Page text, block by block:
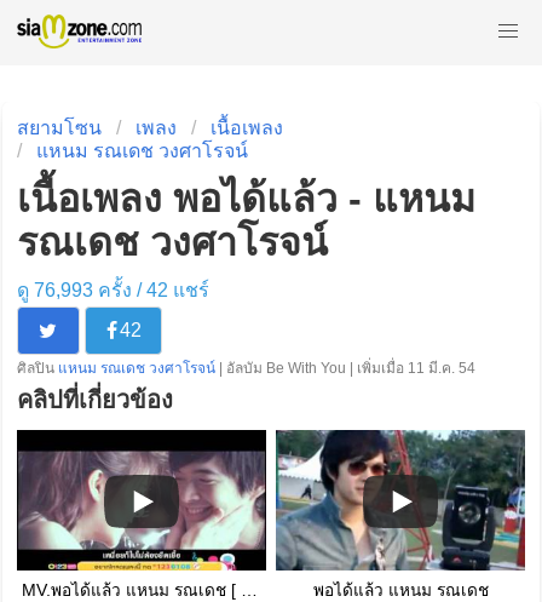
สยามโซน เพลง
เนื้อเพลง
แหนม รณเดช วงศาโรจน์
เนื้อเพลง พอได้แล้ว - แหนม
รณเดช วงศาโรจน์
ดู 76,993 ครั้ง /42 แชร์
42
ศิลปิน แหนม รณเดช วงศาโรจน์ | อัลบัม Be With You | เพิ่มเมื่อ 11 มี.ค. 54
คลิปที่เกี่ยวข้อง
MV.พอได้แล้ว แหนม รณเดช [ Official MV ] พอได้แล้ว แหนม รณเดช